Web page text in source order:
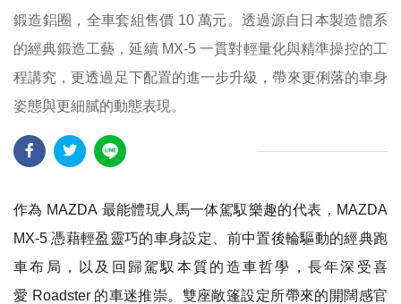
鍛造鋁圈，全車套組售價 10 萬元。透過源自日本製造體系
的經典鍛造工藝，延續 MX-5 一貫對輕量化與精準操控的工
程講究，更透過足下配置的進一步升級，帶來更俐落的車身
姿態與更細膩的動態表現。
作為 MAZDA 最能體現人馬一体駕馭樂趣的代表，MAZDA
MX-5 憑藉輕盈靈巧的車身設定、前中置後輪驅動的經典跑
車布局，以及回歸駕馭本質的造車哲學，長年深受喜
愛 Roadster 的車迷推崇。雙座敞篷設定所帶來的開闊感官